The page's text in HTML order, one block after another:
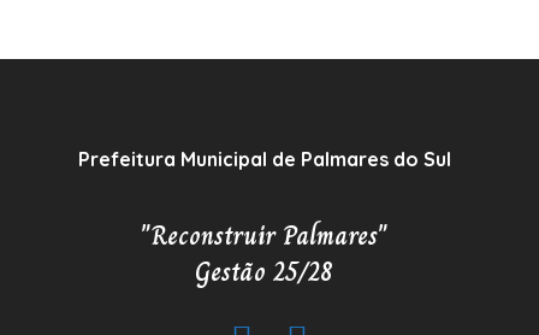
Prefeitura Municipal de Palmares do Sul
"Reconstruir Palmares"
Gestão 25/28